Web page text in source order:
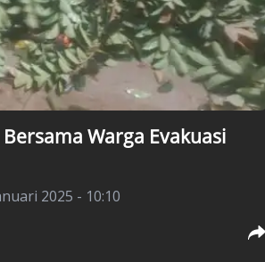
Warga Evakuasi
2025 - 10:10